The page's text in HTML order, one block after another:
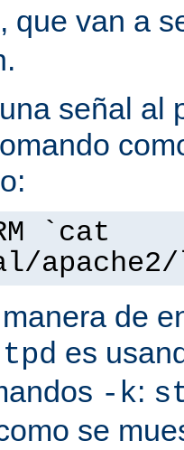
, que van a
señal al
`cat
de
es
-k:
se